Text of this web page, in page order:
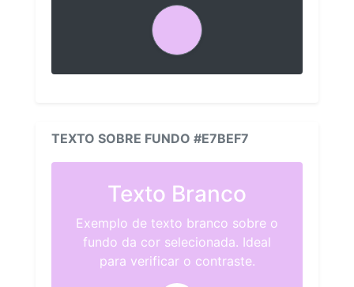
TEXTO SOBRE FUNDO #E7BEF7
Texto Branco
Exemplo de texto branco sobre o
fundo da cor selecionada. Ideal
para verificar o contraste.